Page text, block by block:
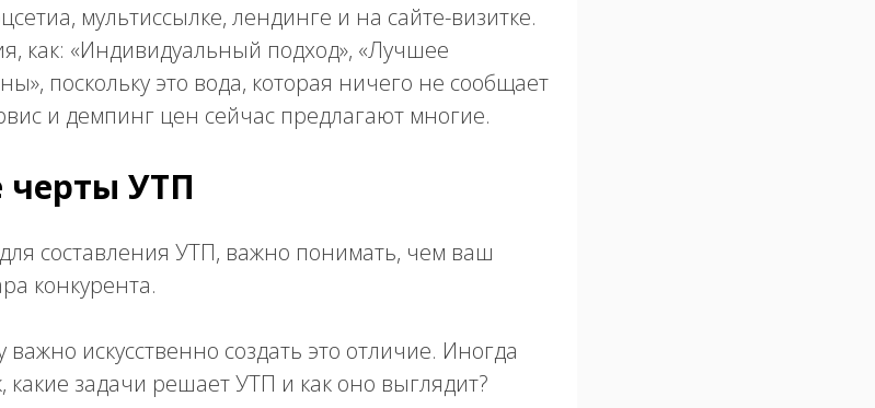
мультиссылке, лендинге и на сайте-визитке.
как: «Индивидуальный подход», «Лучшее
поскольку это вода, которая ничего не сообщает
и демпинг цен сейчас предлагают многие.
УТП
составления УТП, важно понимать, чем ваш
конкурента.
искусственно создать это отличие. Иногда
какие задачи решает УТП и как оно выглядит?